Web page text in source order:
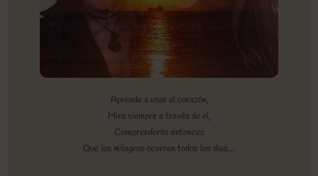
Aprende a usar el corazón,
Mira siempre a través de el,
Comprenderás entonces
Que los milagros ocurren todos los días…